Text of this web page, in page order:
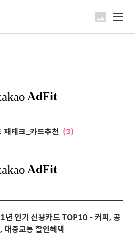
메
재테크_카드추천 (3)
년 인기 신용카드 TOP10 - 커피, 공
대중교통 할인혜택